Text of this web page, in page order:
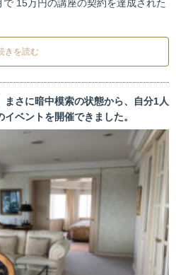
15万円の講座の契約を達成された
きを読む
まさに暗中模索の状態から、自分1人
ベントを開催できました。